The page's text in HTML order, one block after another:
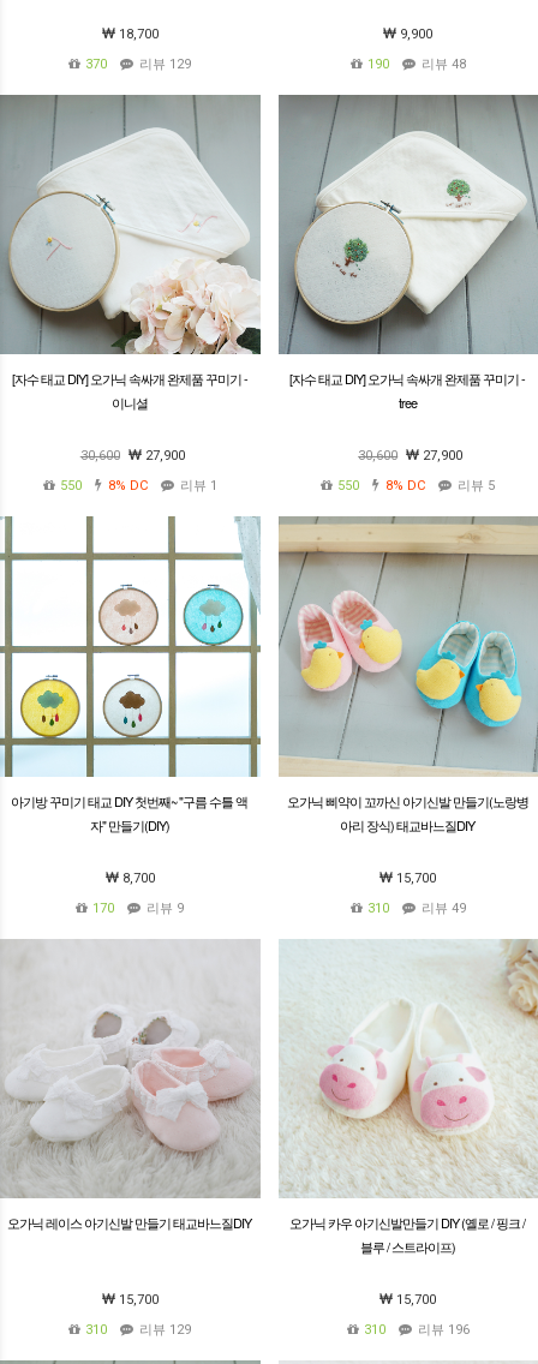
18,700
370
리뷰 129
9,900
190
리뷰 48
[자수 태교 DIY] 오가닉 속싸개 완제품 꾸미기 -
이니셜
30,600
27,900
550
8% DC 리뷰 1
[자수 태교 DIY] 오가닉 속싸개 완제품 꾸미기 -
tree
30,600
27,900
550
8% DC 리뷰 5
아기방 꾸미기 태교 DIY 첫번째~ "구름 수틀 액
자" 만들기(DIY)
8,700
170
리뷰 9
오가닉 삐약이 꼬까신 아기신발 만들기(노랑병
아리 장식) 태교바느질DIY
15,700
310
리뷰 49
오가닉 레이스 아기신발 만들기 태교바느질DIY
15,700
310
리뷰 129
오가닉 카우 아기신발만들기 DIY (옐로 / 핑크 /
블루 / 스트라이프)
15,700
310
리뷰 196